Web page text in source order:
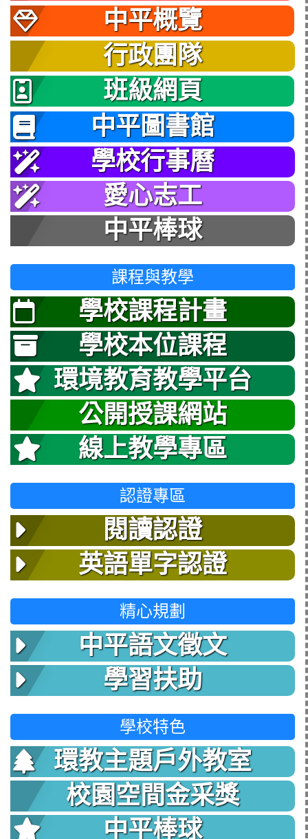
中平概覽
行政團隊
班級網頁
中平圖書館
學校行事曆
愛心志工
中平棒球
課程與教學
學校課程計畫
學校本位課程
環境教育教學平台
公開授課網站
線上教學專區
認證專區
閱讀認證
英語單字認證
精心規劃
中平語文徵文
學習扶助
學校特色
環教主題戶外教室
校園空間金采獎
中平棒球